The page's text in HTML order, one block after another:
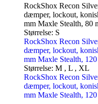
RockShox Recon
dæmper, lockout,
mm Maxle Stealth, 80
Størrelse: S
RockShox Recon
dæmper, lockout,
mm Maxle Stealth,
Størrelse: M , L , XL
RockShox Recon
dæmper, lockout,
mm Maxle Stealth,